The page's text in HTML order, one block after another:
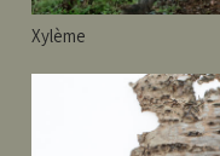
Xylème